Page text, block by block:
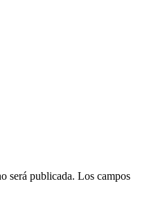
será publicada. Los campos